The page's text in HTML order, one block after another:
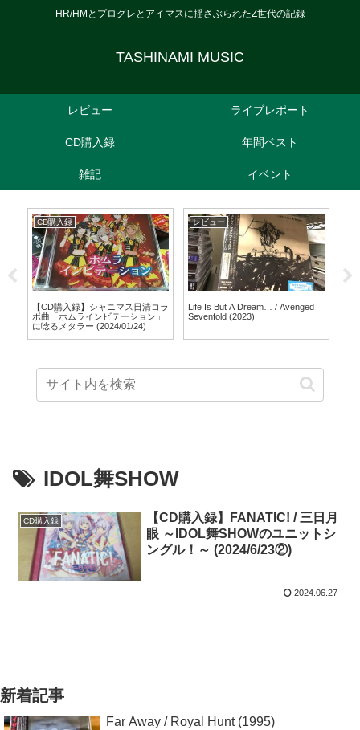
HR/HMとプログレとアイマスに揺さぶられたZ世代の記録
TASHINAMI MUSIC
レビュー ライブレポート
CD購入録 年間ベスト
雑記 イベント
CD購入録
【CD購入録】シャニマス日清コラ
ボ曲「ホムラインビテーション」
に唸るメタラー (2024/01/24)
レビュー
Life Is But A Dream… / Avenged
Sevenfold (2023)
IDOL舞SHOW
CD購入録
【CD購入録】FANATIC! / 三日月
眼 ～IDOL舞SHOWのユニットシ
ングル！～ (2024/6/23②)
2024.06.27
新着記事
Far Away / Royal Hunt (1995)